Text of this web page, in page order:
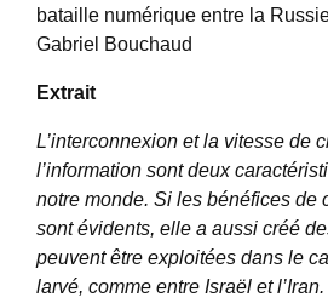
bataille numérique entre la
Gabriel Bouchaud
Extrait
L’interconnexion et la vitesse de
l’information sont deux
notre monde. Si les bénéfices de
sont évidents, elle a aussi créé
peuvent être exploitées dans le
larvé, comme entre Israël et